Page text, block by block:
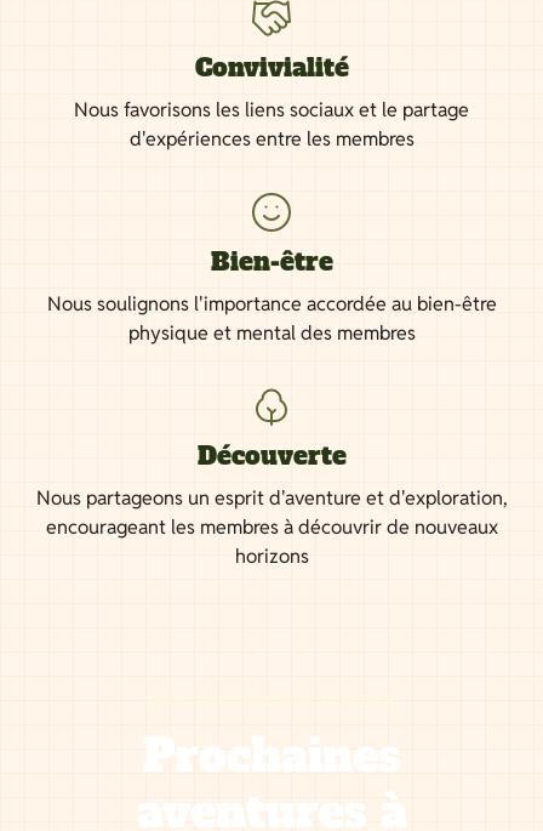
Convivialité
Nous favorisons les liens sociaux et le partage
d'expériences entre les membres
Bien-être
Nous soulignons l'importance accordée au bien-être
physique et mental des membres
Découverte
Nous partageons un esprit d'aventure et d'exploration,
encourageant les membres à découvrir de nouveaux
horizons
Prochaines
aventures à